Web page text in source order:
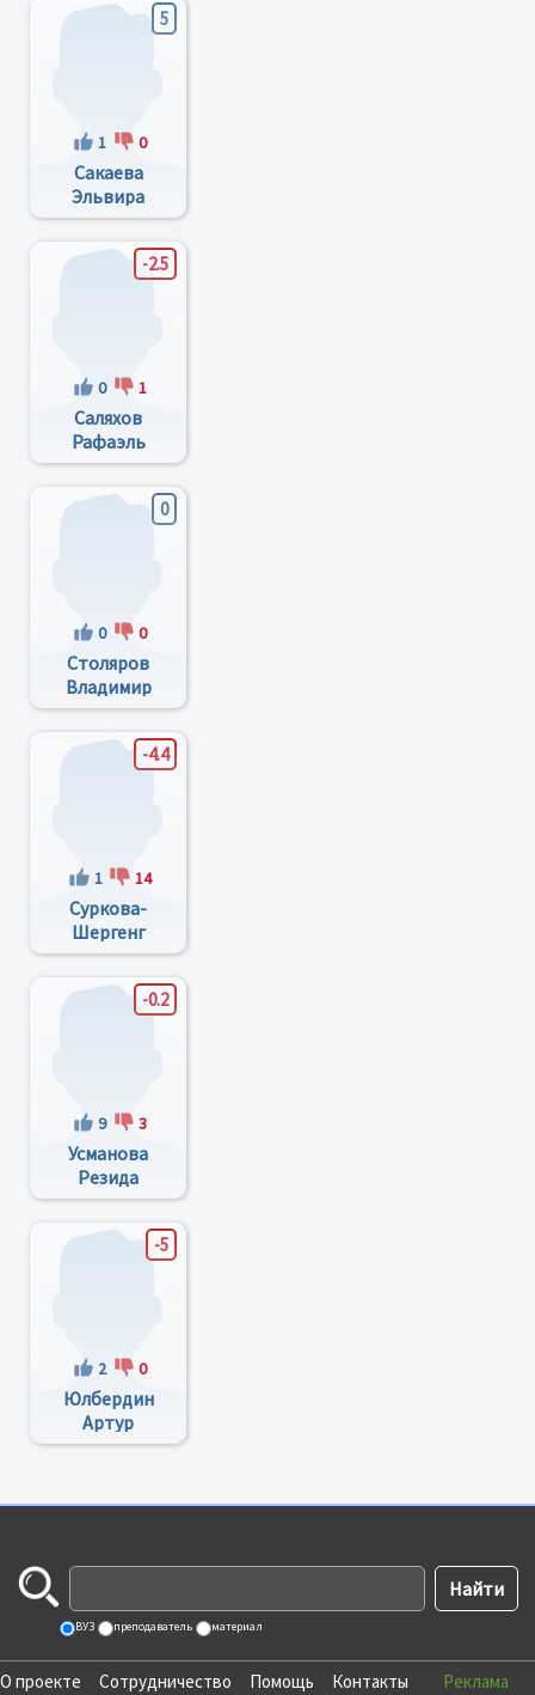
5
1 0
Сакаева
Эльвира
Зинуровна
-2.5
0 1
Саляхов
Рафаэль
Фухадиевич
0
0 0
Столяров
Владимир
Степанович
-4.4
1 14
Суркова-
Шергенг
Наталья
Алексеевна
-0.2
9 3
Усманова
Резида
Минияровна
-5
2 0
Юлбердин
Артур
Амирович
ВУЗ преподаватель материал
О проекте Сотрудничество Помощь Контакты Реклама